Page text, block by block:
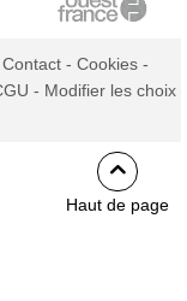
- Cookies-
- Modifier les choix
Haut de page